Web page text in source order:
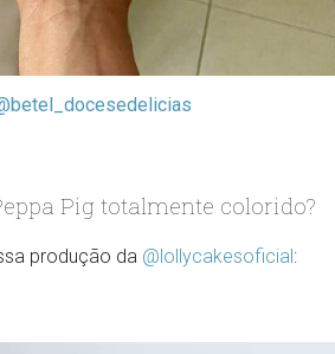
Pig totalmente colorido?
produção da @lollycakesoficial: